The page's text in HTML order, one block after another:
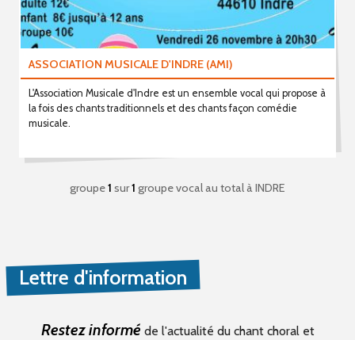
ASSOCIATION MUSICALE D'INDRE (AMI)
L'Association Musicale d'Indre est un ensemble vocal qui propose à
la fois des chants traditionnels et des chants façon comédie
musicale.
groupe1 sur1 groupe vocal au totalà INDRE
Lettre d'information
Restez informé de l'actualité du chant choral et